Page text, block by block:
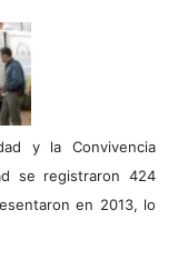
y la Convivencia
se registraron 424
en 2013, lo